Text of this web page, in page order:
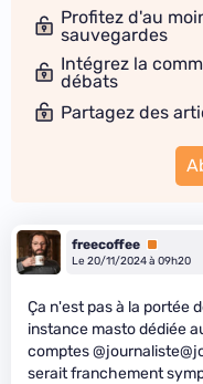
Profitez d'au
sauvegardes
Intégrez la
débats
Partagez des
freecoffee Premium
Le 20/11/2024 à 09h20
Ça n'est pas à la portée
instance masto dédiée
comptes
serait franchement